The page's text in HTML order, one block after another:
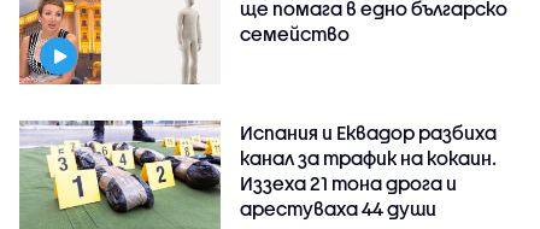
ще помага в едно българско
семейство
Испания и Еквадор разбиха
канал за трафик на кокаин.
Иззеха 21 тона дрога и
арестуваха 44 души